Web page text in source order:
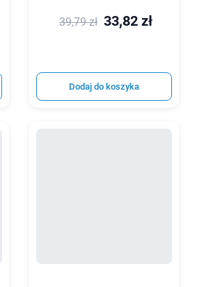
39,79 zł 33,82 zł
Dodaj do koszyka